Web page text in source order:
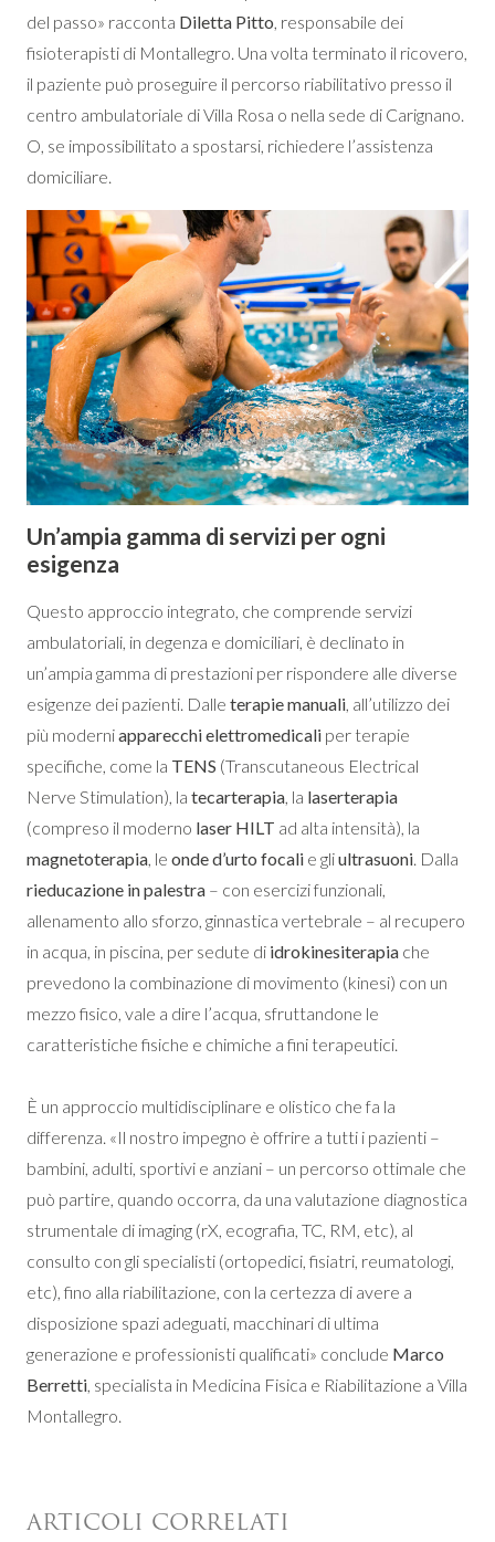
del passo» racconta Diletta Pitto, responsabile dei
fisioterapisti di Montallegro. Una volta terminato il ricovero,
il paziente può proseguire il percorso riabilitativo presso il
centro ambulatoriale di Villa Rosa o nella sede di Carignano.
O, se impossibilitato a spostarsi, richiedere l’assistenza
domiciliare.
Un’ampia gamma di servizi per ogni
esigenza
Questo approccio integrato, che comprende servizi
ambulatoriali, in degenza e domiciliari, è declinato in
un’ampia gamma di prestazioni per rispondere alle diverse
esigenze dei pazienti. Dalle terapie manuali, all’utilizzo dei
più moderniapparecchi elettromedicali per terapie
specifiche, come la TENS (Transcutaneous Electrical
Nerve Stimulation), la tecarterapia, la laserterapia
(compreso il moderno laser HILT ad alta intensità), la
magnetoterapia, le onde d’urto focali e gliultrasuoni. Dalla
rieducazione in palestra – con esercizi funzionali,
allenamento allo sforzo, ginnastica vertebrale – al recupero
in acqua, in piscina, per sedute di idrokinesiterapia che
prevedono la combinazione di movimento (kinesi) con un
mezzo fisico, vale a dire l’acqua, sfruttandone le
caratteristiche fisiche e chimiche a fini terapeutici.
È un approccio multidisciplinare e olistico che fa la
differenza. «Il nostro impegno è offrire a tutti i pazienti –
bambini, adulti, sportivi e anziani – un percorso ottimale che
può partire, quando occorra, da una valutazione diagnostica
strumentale di imaging (rX, ecografia, TC, RM, etc), al
consulto con gli specialisti (ortopedici, fisiatri, reumatologi,
etc), fino alla riabilitazione, con la certezza di avere a
disposizione spazi adeguati, macchinari di ultima
generazione e professionisti qualificati» conclude Marco
Berretti, specialista in Medicina Fisica e Riabilitazione a Villa
Montallegro.
ARTICOLI CORRELATI